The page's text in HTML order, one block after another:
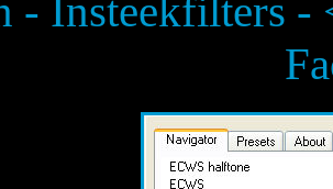
- Insteekfilters